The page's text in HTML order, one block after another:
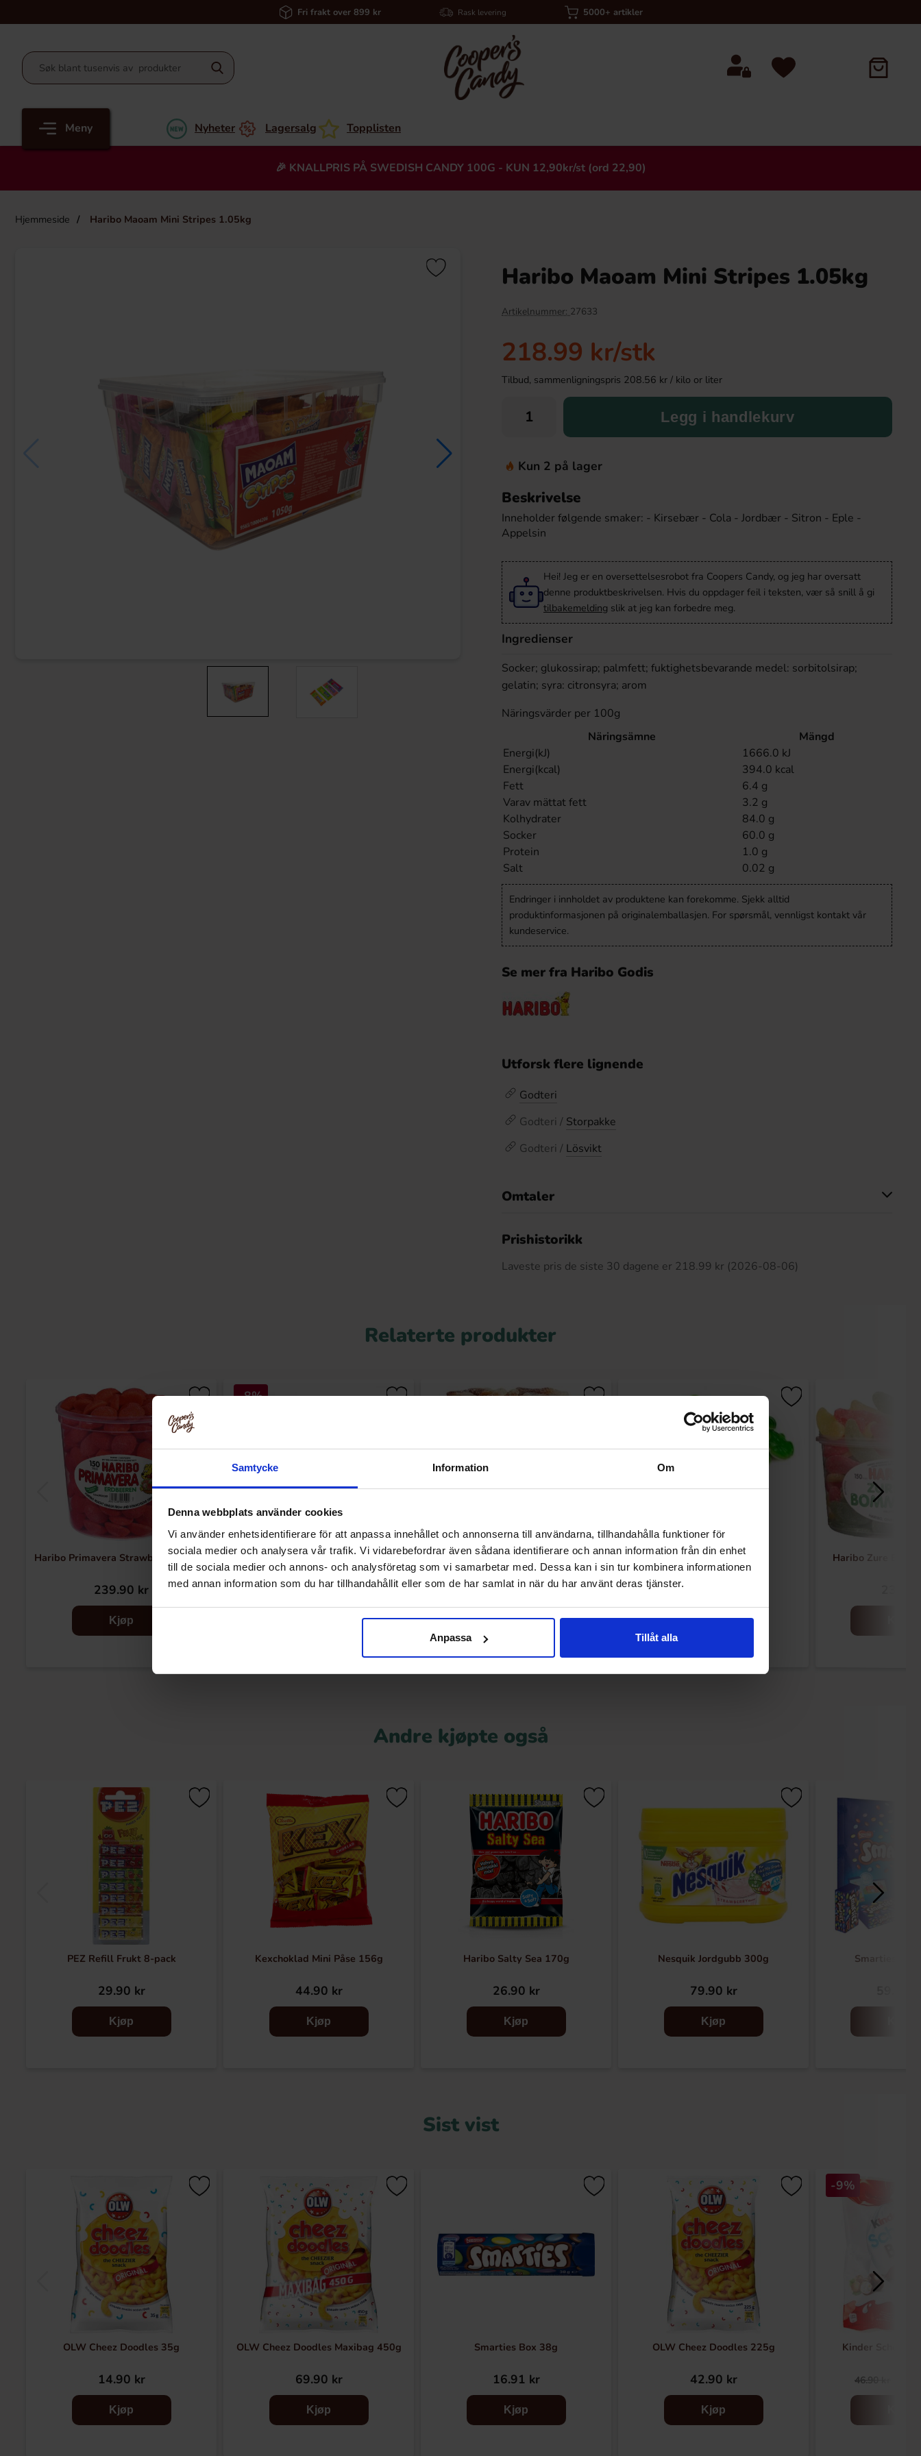
Samtycke Information Om
Denna webbplats använder cookies
Vi använder enhetsidentifierare för att anpassa innehållet och annonserna till användarna, tillhandahålla funktioner för
sociala medier och analysera vår trafik. Vi vidarebefordrar även sådana identifierare och annan information från din enhet
till de sociala medier och annons- och analysföretag som vi samarbetar med. Dessa kan i sin tur kombinera informationen
med annan information som du har tillhandahållit eller som de har samlat in när du har använt deras tjänster.
Anpassa Tillåt alla
Fri frakt over 899 kr Rask levering 5000+ artikler
Meny Nyheter Lagersalg Topplisten
🎉 KNALLPRIS PÅ SWEDISH CANDY 100G - KUN 12,90kr/st (ord 22,90)
Hjemmeside Haribo Maoam Mini Stripes 1.05kg
Heading
Red Bull Green Drakfrukt 25cl
Pepsi Strawberries & Cream 330ml x
24st
741.60 kr
OLW Dippmix Cheez Original 23g
15.90 kr
Köp Köp
Haribo Maoam Mini Stripes 1.05kg
Artikelnummer: 27633
218.99 kr/stk
Tilbud, sammenligningspris 208.56 kr / kilo or liter
Legg i handlekurv
Kun 2 på lager
Beskrivelse
Inneholder følgende smaker: - Kirsebær - Cola - Jordbær - Sitron - Eple -
Appelsin
Hei! Jeg er en oversettelsesrobot fra Coopers Candy, og jeg har oversatt
denne produktbeskrivelsen. Hvis du oppdager feil i teksten, vær så snill å gi
tilbakemelding slik at jeg kan forbedre meg.
Ingredienser
Socker; glukossirap; palmfett; fuktighetsbevarande medel: sorbitolsirap;
gelatin; syra: citronsyra; arom
Näringsvärder per 100g
Näringsämne
Mängd
Energi(kJ)
1666.0 kJ
Energi(kcal)
394.0 kcal
Fett
6.4 g
Varav mättat fett
3.2 g
Kolhydrater
84.0 g
Socker
60.0 g
Protein
1.0 g
Salt
0.02 g
Endringer i innholdet av produktene kan forekomme. Sjekk alltid
produktinformasjonen på originalemballasjen. For spørsmål, vennligst kontakt vår
kundeservice.
Se mer fra Haribo Godis
Utforsk flere lignende
Godteri
Godteri / Storpakke
Godteri / Lösvikt
Omtaler
Prishistorikk
Laveste pris de siste 30 dagene er 218.99 kr (2026-08-06)
Relaterte produkter
Haribo Primavera Strawberry 1.05kg
239.90 kr
Kjøp
-8%
Haribo Strawberry Softies 1.4kg
249.90 kr 229.90 kr
Haribo Kiss-Cola 1.35kg
239 kr
Kjøp
Haribo Kikkers 1kg
Kjøp
Haribo Zure
Andre kjøpte også
PEZ Refill Frukt 8-pack
29.90 kr
Kjøp
Kexchoklad Mini Påse 156g
44.90 kr
Kjøp
Haribo Salty Sea 170g
26.90 kr
Kjøp
Nesquik Jordgubb 300g
79.90 kr
Kjøp
Smarties
Sist vist
OLW Cheez Doodles 35g
14.90 kr
Kjøp
OLW Cheez Doodles Maxibag 450g
69.90 kr
Kjøp
Smarties Box 38g
16.91 kr
Kjøp
OLW Cheez Doodles 225g
42.90 kr
Kjøp
-9%
Kinder
46.90 kr